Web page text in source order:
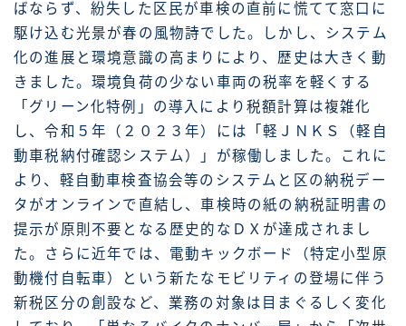
ばならず、紛失した区民が車検の直前に慌てて窓口に
駆け込む光景が春の風物詩でした。しかし、システム
化の進展と環境意識の高まりにより、歴史は大きく動
きました。環境負荷の少ない車両の税率を軽くする
「グリーン化特例」の導入により税額計算は複雑化
し、令和５年（２０２３年）には「軽ＪＮＫＳ（軽自
動車税納付確認システム）」が稼働しました。これに
より、軽自動車検査協会等のシステムと区の納税デー
タがオンラインで直結し、車検時の紙の納税証明書の
提示が原則不要となる歴史的なＤＸが達成されまし
た。さらに近年では、電動キックボード（特定小型原
動機付自転車）という新たなモビリティの登場に伴う
新税区分の創設など、業務の対象は目まぐるしく変化